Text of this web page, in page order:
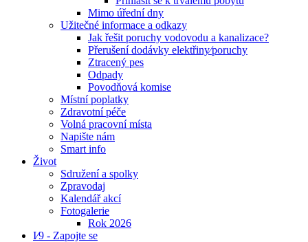
Mimo úřední dny
Užitečné informace a odkazy
Jak řešit poruchy vodovodu a kanalizace?
Přerušení dodávky elektřiny⁄poruchy
Ztracený pes
Odpady
Povodňová komise
Místní poplatky
Zdravotní péče
Volná pracovní místa
Napište nám
Smart info
Život
Sdružení a spolky
Zpravodaj
Kalendář akcí
Fotogalerie
Rok 2026
I⁄9 - Zapojte se